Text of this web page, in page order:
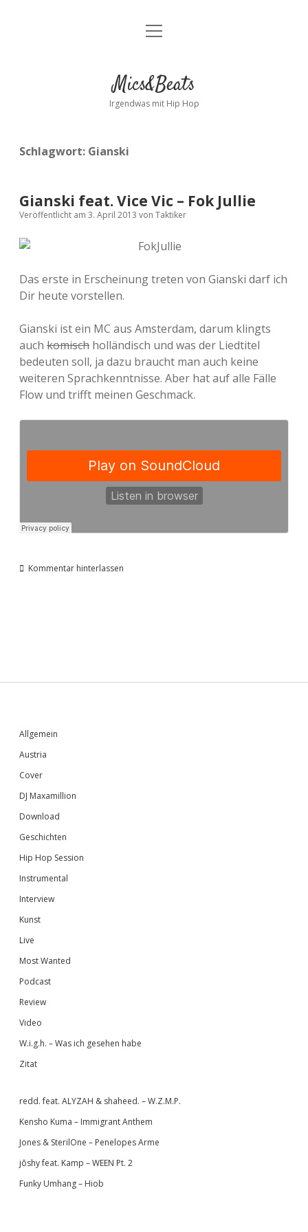
Kontakt
facebookinstagram
bandcamp
spotify
Menü
Mics&Beats
Irgendwas mit Hip Hop
Schlagwort: Gianski
Gianski feat. Vice Vic – Fok Jullie
Veröffentlicht am 3. April 2013 von Taktiker
Das erste in Erscheinung treten von Gianski darf ich
Dir heute vorstellen.
Gianski ist ein MC aus Amsterdam, darum klingts
auch komisch holländisch und was der Liedtitel
bedeuten soll, ja dazu braucht man auch keine
weiteren Sprachkenntnisse. Aber hat auf alle Fälle
Flow und trifft meinen Geschmack.
Kommentar hinterlassen
Sidebar
Allgemein
Austria
Cover
DJ Maxamillion
Download
Geschichten
Hip Hop Session
Instrumental
Interview
Kunst
Live
Most Wanted
Podcast
Review
Video
W.i.g.h. – Was ich gesehen habe
Zitat
redd. feat. ALYZAH & shaheed. – W.Z.M.P.
Kensho Kuma – Immigrant Anthem
Jones & SterilOne – Penelopes Arme
jōshy feat. Kamp – WEEN Pt. 2
Funky Umhang – Hiob